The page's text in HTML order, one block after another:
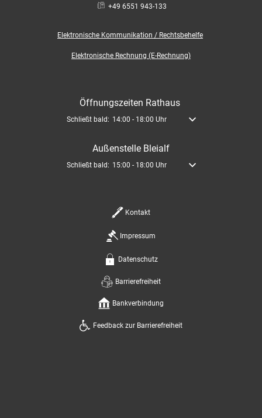
+49 6551 943-133
Elektronische Kommunikation / Rechtsbehelfe
Elektronische Rechnung (E-Rechnung)
Öffnungszeiten Rathaus
Klicken, um weitere Öffnungs- oder Schließzeiten
Schließt bald: 14:00 - 18:00 Uhr Von 14:00 bis 18:00 Uhr
Außenstelle Bleialf
Klicken, um weitere Öffnungs- oder Schließzeiten
Schließt bald: 15:00 - 18:00 Uhr Von 15:00 bis 18:00 Uhr
Kontakt
Impressum
Datenschutz
Barrierefreiheit
Bankverbindung
Feedback zur Barrierefreiheit